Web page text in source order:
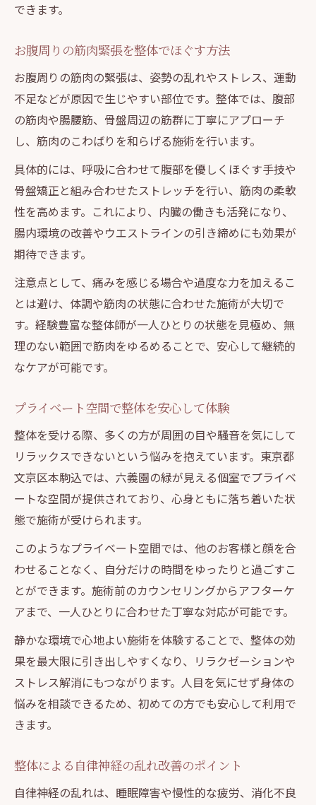
整体で腸内環境を整える時間の過ごし方
腸内環境を整える骨盤ケアの秘訣とは
整体で骨盤矯正をし腸内環境の改善を目指
す
お腹周り筋肉ほぐしが腸に与える良い影響
整体による自律神経ケアで腸内環境も安定
緑あふれる整体空間で腸活をサポート
骨盤ケア整体がもたらす全身の健康効果
プライベート空間で整体効果を実感
骨盤矯正整体で心身ともにリラックス体験
お腹周りの筋肉を整体で集中的にケアする
意義
整体で自律神経を整え毎日を快適に過ごす
できます。
お腹周りの筋肉緊張を整体でほぐす方法
お腹周りの筋肉の緊張は、姿勢の乱れやストレス、運動
不足などが原因で生じやすい部位です。整体では、腹部
の筋肉や腸腰筋、骨盤周辺の筋群に丁寧にアプローチ
し、筋肉のこわばりを和らげる施術を行います。
具体的には、呼吸に合わせて腹部を優しくほぐす手技や
骨盤矯正と組み合わせたストレッチを行い、筋肉の柔軟
性を高めます。これにより、内臓の働きも活発になり、
腸内環境の改善やウエストラインの引き締めにも効果が
期待できます。
注意点として、痛みを感じる場合や過度な力を加えるこ
とは避け、体調や筋肉の状態に合わせた施術が大切で
す。経験豊富な整体師が一人ひとりの状態を見極め、無
理のない範囲で筋肉をゆるめることで、安心して継続的
なケアが可能です。
プライベート空間で整体を安心して体験
整体を受ける際、多くの方が周囲の目や騒音を気にして
リラックスできないという悩みを抱えています。東京都
文京区本駒込では、六義園の緑が見える個室でプライベ
ートな空間が提供されており、心身ともに落ち着いた状
態で施術が受けられます。
このようなプライベート空間では、他のお客様と顔を合
わせることなく、自分だけの時間をゆったりと過ごすこ
とができます。施術前のカウンセリングからアフターケ
アまで、一人ひとりに合わせた丁寧な対応が可能です。
静かな環境で心地よい施術を体験することで、整体の効
果を最大限に引き出しやすくなり、リラクゼーションや
ストレス解消にもつながります。人目を気にせず身体の
悩みを相談できるため、初めての方でも安心して利用で
きます。
整体による自律神経の乱れ改善のポイント
自律神経の乱れは、睡眠障害や慢性的な疲労、消化不良